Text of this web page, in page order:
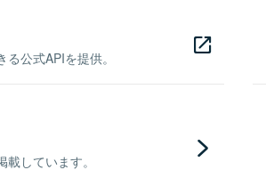
公式APIを提供。
しています。